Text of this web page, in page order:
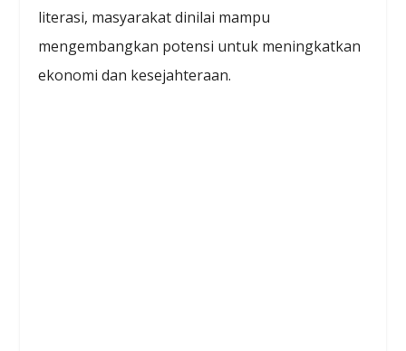
literasi, masyarakat dinilai mampu
mengembangkan potensi untuk meningkatkan
ekonomi dan kesejahteraan.